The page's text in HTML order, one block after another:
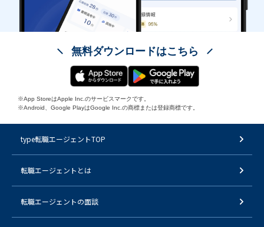
無料ダウンロードはこちら
※App StoreはApple Inc.のサービスマークです。
※Android、Google PlayはGoogle Inc.の商標または登録商標です。
type転職エージェントTOP
転職エージェントとは
転職エージェントの面談